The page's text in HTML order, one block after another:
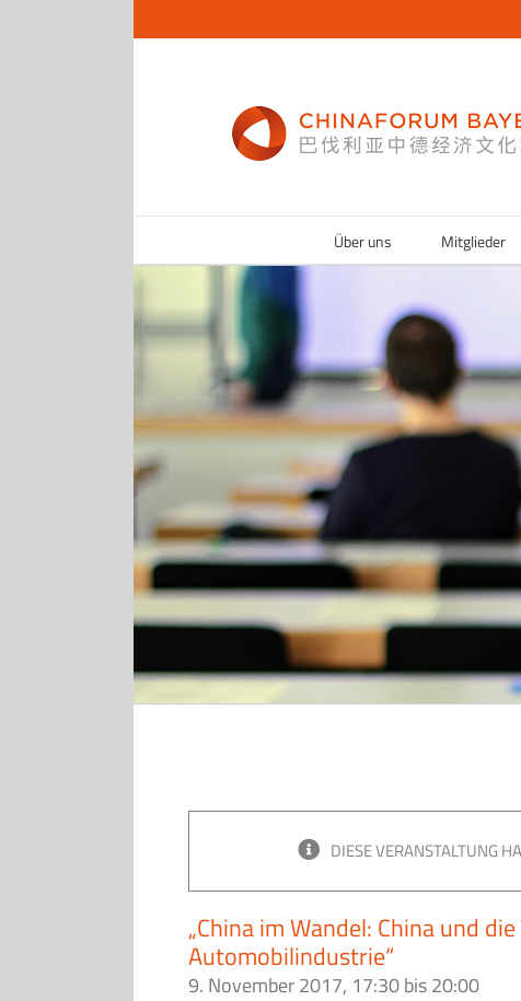
Über uns Mitglieder
DIESE VERANSTALTUNG
„China im Wandel: China und
Automobilindustrie“
9. November 2017, 17:30bis20:00